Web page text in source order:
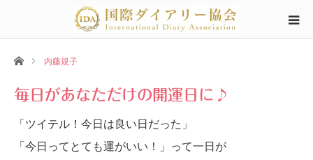
ホーム内藤規子
毎日があなただけの開運日に♪
「ツイテル！今日は良い日だった」
「今日ってとても運がいい！」って一日が